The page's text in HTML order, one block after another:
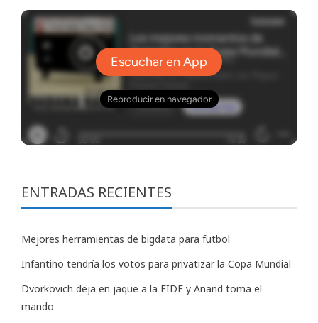
ENTRADAS RECIENTES
Mejores herramientas de bigdata para futbol
Infantino tendría los votos para privatizar la Copa Mundial
Dvorkovich deja en jaque a la FIDE y Anand toma el
mando